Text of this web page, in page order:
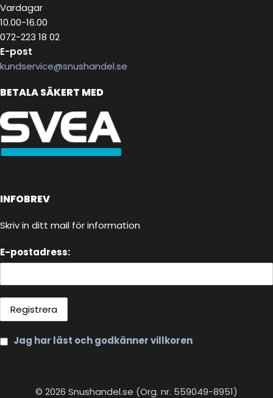
Vardagar
10.00-16.00
072-223 18 02
E-post
kundservice@snushandel.se
BETALA SÄKERT MED
INFOBREV
Skriv in ditt mail för information
E-postadress:
Jag har läst och godkänner villkoren
© 2026 Snushandel.se (Org. nr. 559049-8951)